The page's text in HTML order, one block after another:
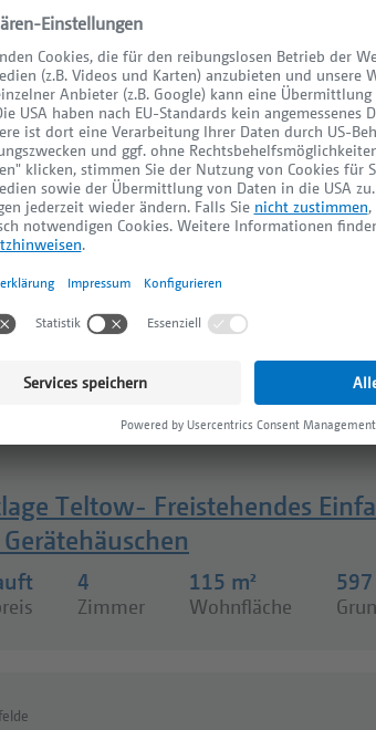
Ein- bis
Zeltinger Platz
7
Zimmer
179 m²
Wohnfläche
Westend:
6 140 m²
Wohnfläche
Teltow- Freistehendes
4
Zimmer
115 m²
Wohnfläche
597